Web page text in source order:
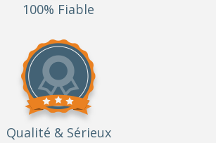
100% Fiable
Qualité & Sérieux